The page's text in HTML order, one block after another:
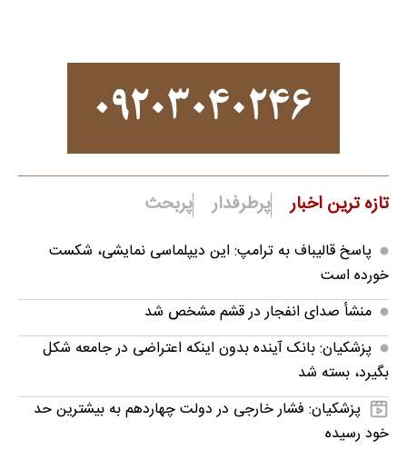
تازه ترین اخبار پرطرفدار پربحث
پاسخ قالیباف به ترامپ: این دیپلماسی نمایشی، شکست
خورده است
منشأ صدای انفجار در قشم مشخص شد
پزشکیان: بانک آینده بدون اینکه اعتراضی در جامعه شکل
بگیرد، بسته شد
پزشکیان: فشار خارجی در دولت چهاردهم به بیشترین حد
خود رسیده